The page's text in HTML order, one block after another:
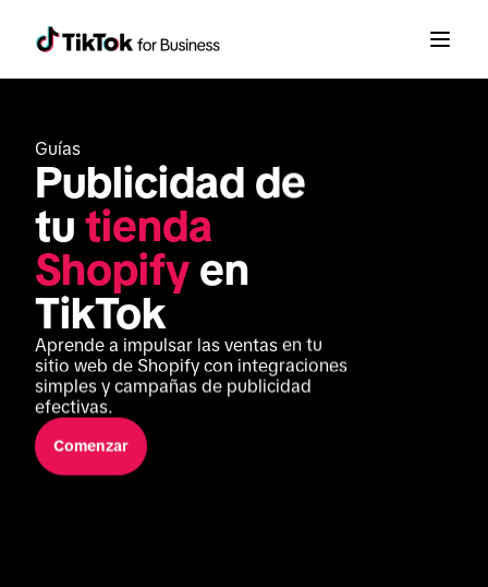
Guías
Publicidad de
tu tienda
Shopify en
TikTok
Aprende a impulsar las ventas en tu
sitio web de Shopify con integraciones
simples y campañas de publicidad
efectivas.
Comenzar